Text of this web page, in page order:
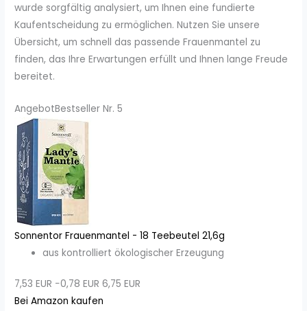
wurde sorgfältig analysiert, um Ihnen eine fundierte
Kaufentscheidung zu ermöglichen. Nutzen Sie unsere
Übersicht, um schnell das passende Frauenmantel zu
finden, das Ihre Erwartungen erfüllt und Ihnen lange Freude
bereitet.
AngebotBestseller Nr. 5
Sonnentor Frauenmantel - 18 Teebeutel 21,6g
aus kontrolliert ökologischer Erzeugung
7,53 EUR −0,78 EUR 6,75 EUR
Bei Amazon kaufen